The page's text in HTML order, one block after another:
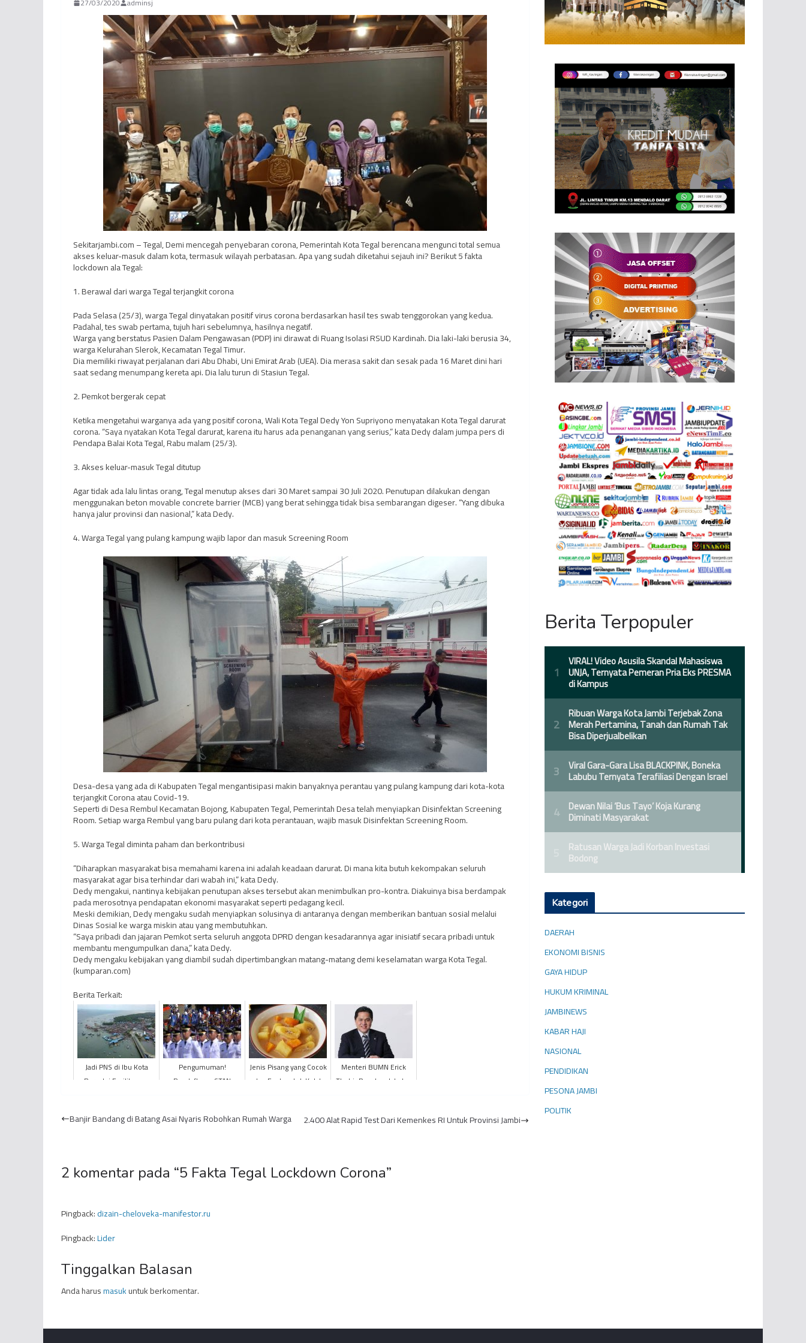
27/03/2020 adminsj
Sekitarjambi.com – Tegal, Demi mencegah penyebaran corona, Pemerintah Kota Tegal berencana mengunci total semua
akses keluar-masuk dalam kota, termasuk wilayah perbatasan. Apa yang sudah diketahui sejauh ini? Berikut 5 fakta
lockdown ala Tegal:
1. Berawal dari warga Tegal terjangkit corona
Pada Selasa (25/3), warga Tegal dinyatakan positif virus corona berdasarkan hasil tes swab tenggorokan yang kedua.
Padahal, tes swab pertama, tujuh hari sebelumnya, hasilnya negatif.
Warga yang berstatus Pasien Dalam Pengawasan (PDP) ini dirawat di Ruang Isolasi RSUD Kardinah. Dia laki-laki berusia 34,
warga Kelurahan Slerok, Kecamatan Tegal Timur.
Dia memiliki riwayat perjalanan dari Abu Dhabi, Uni Emirat Arab (UEA). Dia merasa sakit dan sesak pada 16 Maret dini hari
saat sedang menumpang kereta api. Dia lalu turun di Stasiun Tegal.
2. Pemkot bergerak cepat
Ketika mengetahui warganya ada yang positif corona, Wali Kota Tegal Dedy Yon Supriyono menyatakan Kota Tegal darurat
corona. “Saya nyatakan Kota Tegal darurat, karena itu harus ada penanganan yang serius,” kata Dedy dalam jumpa pers di
Pendapa Balai Kota Tegal, Rabu malam (25/3).
3. Akses keluar-masuk Tegal ditutup
Agar tidak ada lalu lintas orang, Tegal menutup akses dari 30 Maret sampai 30 Juli 2020. Penutupan dilakukan dengan
menggunakan beton movable concrete barrier (MCB) yang berat sehingga tidak bisa sembarangan digeser. “Yang dibuka
hanya jalur provinsi dan nasional,” kata Dedy.
4. Warga Tegal yang pulang kampung wajib lapor dan masuk Screening Room
Desa-desa yang ada di Kabupaten Tegal mengantisipasi makin banyaknya perantau yang pulang kampung dari kota-kota
terjangkit Corona atau Covid-19.
Seperti di Desa Rembul Kecamatan Bojong, Kabupaten Tegal, Pemerintah Desa telah menyiapkan Disinfektan Screening
Room. Setiap warga Rembul yang baru pulang dari kota perantauan, wajib masuk Disinfektan Screening Room.
5. Warga Tegal diminta paham dan berkontribusi
“Diharapkan masyarakat bisa memahami karena ini adalah keadaan darurat. Di mana kita butuh kekompakan seluruh
masyarakat agar bisa terhindar dari wabah ini,” kata Dedy.
Dedy mengakui, nantinya kebijakan penutupan akses tersebut akan menimbulkan pro-kontra. Diakuinya bisa berdampak
pada merosotnya pendapatan ekonomi masyarakat seperti pedagang kecil.
Meski demikian, Dedy mengaku sudah menyiapkan solusinya di antaranya dengan memberikan bantuan sosial melalui
Dinas Sosial ke warga miskin atau yang membutuhkan.
“Saya pribadi dan jajaran Pemkot serta seluruh anggota DPRD dengan kesadarannya agar inisiatif secara pribadi untuk
membantu mengumpulkan dana,” kata Dedy.
Dedy mengaku kebijakan yang diambil sudah dipertimbangkan matang-matang demi keselamatan warga Kota Tegal.
(kumparan.com)
Berita Terkait:
Jadi PNS di Ibu Kota
Baru, Ini Fasilitasnya
Pengumuman!
Pendaftaran STAN
Jenis Pisang yang Cocok
dan Enak untuk Kolak
Menteri BUMN Erick
Thohir Rangkap Jabatan
Banjir Bandang di Batang Asai Nyaris Robohkan Rumah Warga 2.400 Alat Rapid Test Dari Kemenkes RI Untuk Provinsi Jambi
2 komentar pada “5 Fakta Tegal Lockdown Corona”
Pingback:dizain-cheloveka-manifestor.ru
Pingback:Lider
Tinggalkan Balasan
Anda harusmasukuntuk berkomentar.
Berita Terpopuler
Kategori
DAERAH
EKONOMI BISNIS
GAYA HIDUP
HUKUM KRIMINAL
JAMBINEWS
KABAR HAJI
NASIONAL
PENDIDIKAN
PESONA JAMBI
POLITIK